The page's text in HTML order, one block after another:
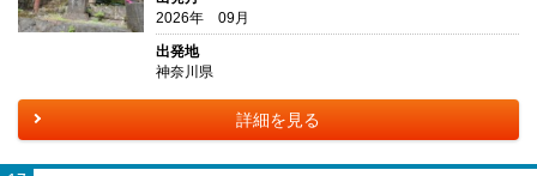
2026年 09月
出発地
神奈川県
詳細を見る